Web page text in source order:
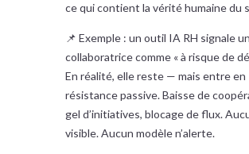
ce qui contient la vérité humaine du
📌 Exemple : un outil IA RH signale
collaboratrice comme « à risque de
En réalité, elle reste — mais entre en
résistance passive. Baisse de
gel d’initiatives, blocage de flux.
visible. Aucun modèle n’alerte.